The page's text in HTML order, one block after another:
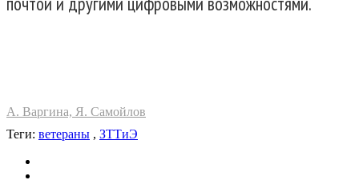
А. Варгина, Я. Самойлов
Теги: ветераны , ЗТТиЭ